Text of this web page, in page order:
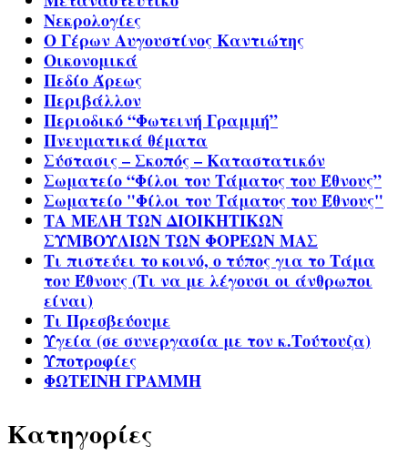
Νεκρολογίες
Ο Γέρων Αυγουστίνος Καντιώτης
Οικονομικά
Πεδίο Άρεως
Περιβάλλον
Περιοδικό “Φωτεινή Γραμμή”
Πνευματικά θέματα
Σύστασις – Σκοπός – Καταστατικόν
Σωματείο “Φίλοι του Τάματος του Έθνους”
Σωματείο "Φίλοι του Τάματος του Έθνους"
ΤΑ ΜΕΛΗ ΤΩΝ ΔΙΟΙΚΗΤΙΚΩΝ
ΣΥΜΒΟΥΛΙΩΝ ΤΩΝ ΦΟΡΕΩΝ ΜΑΣ
Τι πιστεύει το κοινό, ο τύπος για το Τάμα
του Έθνους (Τι να με λέγουσι οι άνθρωποι
είναι)
Τι Πρεσβεύουμε
Υγεία (σε συνεργασία με τον κ.Τούτουζα)
Υποτροφίες
ΦΩΤΕΙΝΗ ΓΡΑΜΜΗ
Kατηγορίες